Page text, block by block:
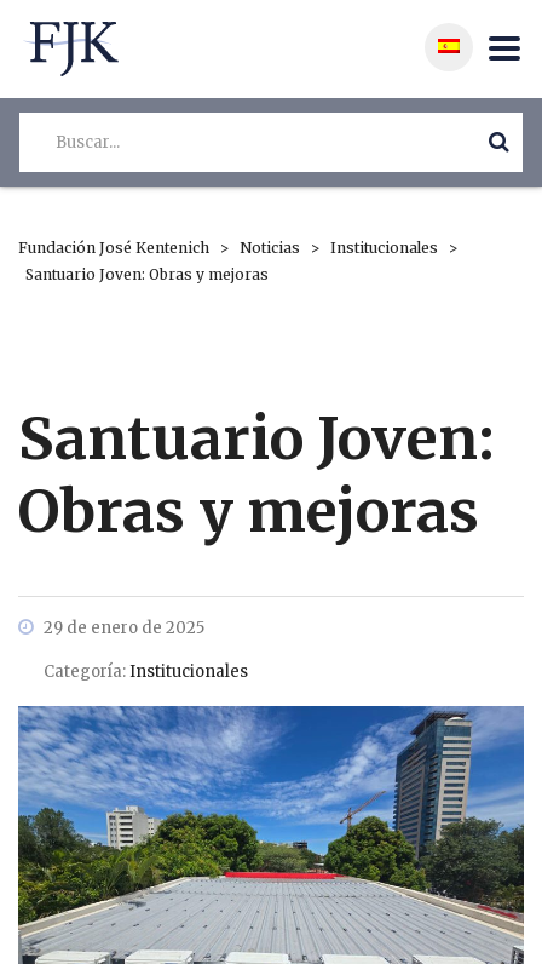
Fundación José Kentenich > Noticias > Institucionales
>
Santuario Joven: Obras y mejoras
Santuario Joven:
Obras y mejoras
29 de enero de 2025
Categoría:Institucionales